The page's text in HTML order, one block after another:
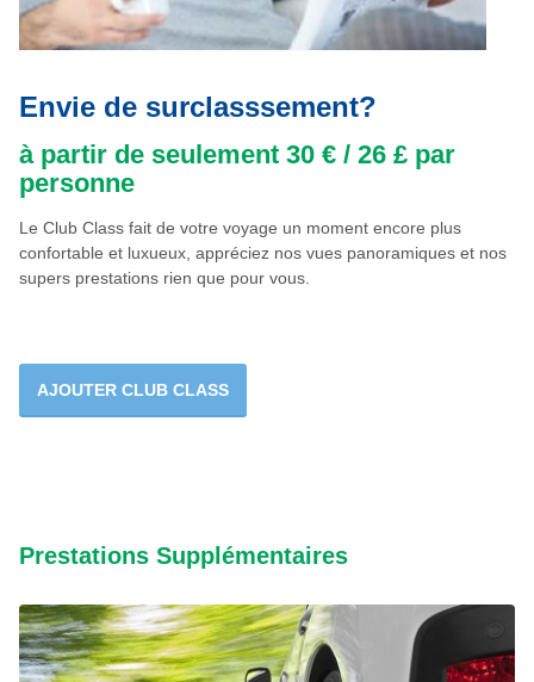
Envie de surclasssement?
à partir de seulement 30 € / 26 £ par
personne
Le Club Class fait de votre voyage un moment encore plus
confortable et luxueux, appréciez nos vues panoramiques et nos
supers prestations rien que pour vous.
AJOUTER CLUB CLASS
Prestations Supplémentaires